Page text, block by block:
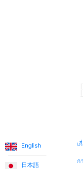
แพลตฟอร์มนี้น่าทึ่งม
เชื่อ ฉันใช้ประโยชน์
Ece T.
English
日本語
เ
ก